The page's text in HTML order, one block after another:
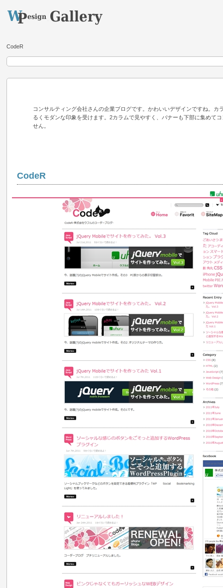
CodeR
コンサルティング会社さんの企業ブログです。かわいいデザインですね。カ
るくモダンな印象を受けます。2カラムで見やすく、バナーも下部に集めて
せん。
CodeR